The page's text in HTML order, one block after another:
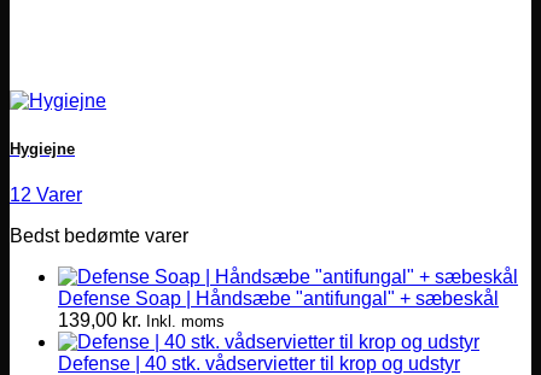
Hygiejne
12 Varer
Bedst bedømte varer
Defense Soap | Håndsæbe "antifungal" + sæbeskål
139,00 kr. Inkl. moms
Defense | 40 stk. vådservietter til krop og udstyr